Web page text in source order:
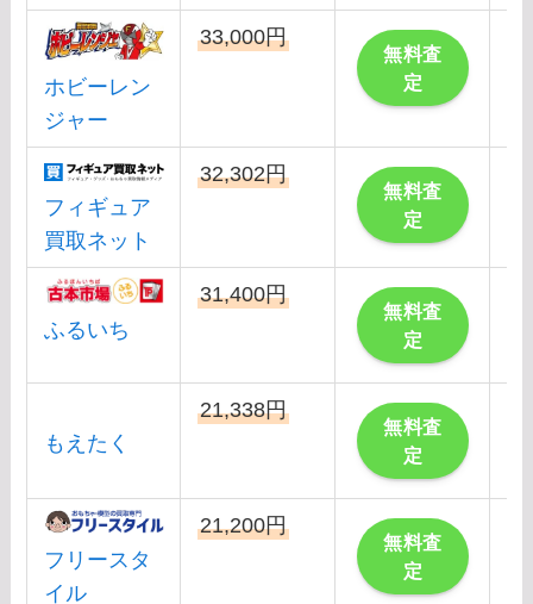
ホビーレン
ジャー
33,000円
無料査
定
フィギュア
買取ネット
32,302円
無料査
定
ふるいち
31,400円
無料査
定
もえたく
21,338円
無料査
定
フリースタ
イル
21,200円
無料査
定